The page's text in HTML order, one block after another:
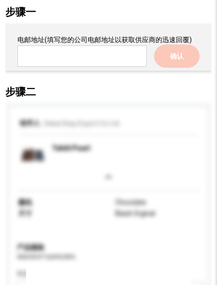
步骤一
电邮地址(填写您的公司电邮地址以获取供应商的迅速回覆)
确认
步骤二
收件人
Tahiti Pearl
颜色
Chocolate
Black Orginal
产品规格